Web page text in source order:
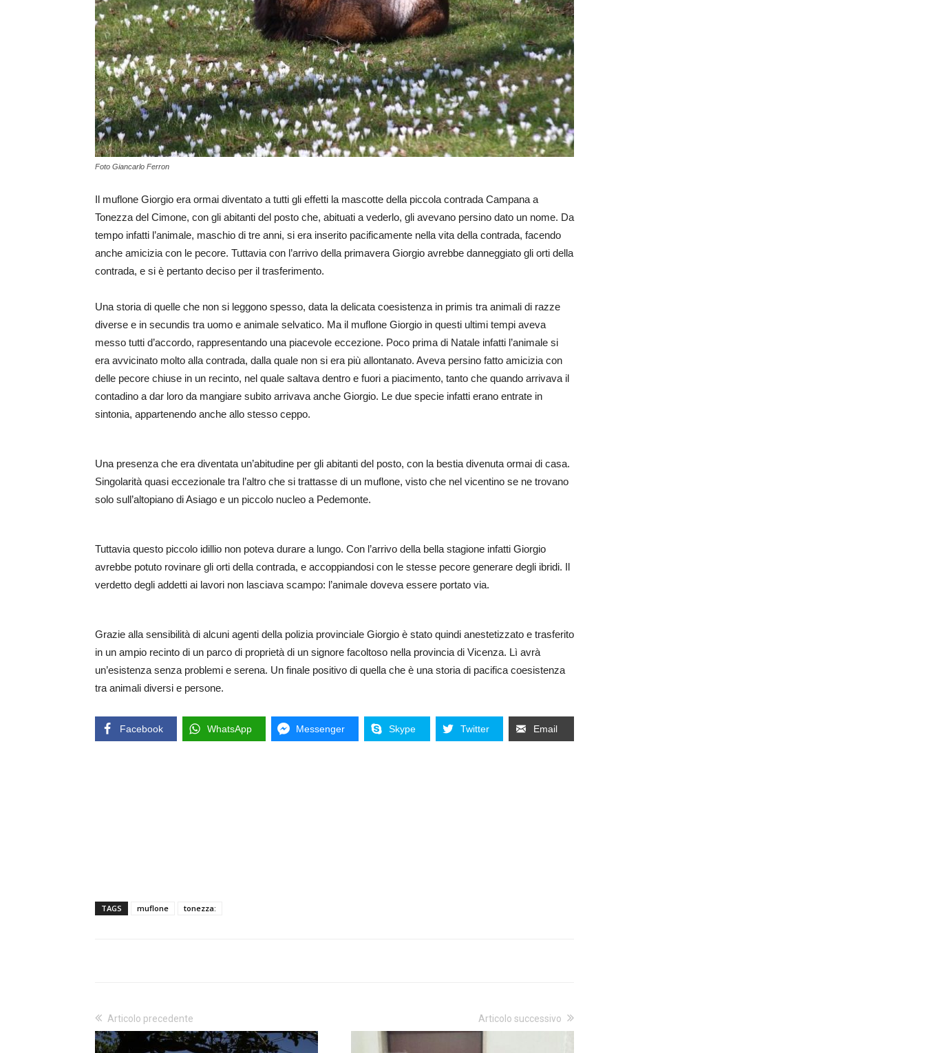
Foto Giancarlo Ferron
Il muflone Giorgio era ormai diventato a tutti gli effetti la mascotte della piccola contrada Campana a
Tonezza del Cimone, con gli abitanti del posto che, abituati a vederlo, gli avevano persino dato un nome. Da
tempo infatti l’animale, maschio di tre anni, si era inserito pacificamente nella vita della contrada, facendo
anche amicizia con le pecore. Tuttavia con l’arrivo della primavera Giorgio avrebbe danneggiato gli orti della
contrada, e si è pertanto deciso per il trasferimento.
Una storia di quelle che non si leggono spesso, data la delicata coesistenza in primis tra animali di razze
diverse e in secundis tra uomo e animale selvatico. Ma il muflone Giorgio in questi ultimi tempi aveva
messo tutti d’accordo, rappresentando una piacevole eccezione. Poco prima di Natale infatti l’animale si
era avvicinato molto alla contrada, dalla quale non si era più allontanato. Aveva persino fatto amicizia con
delle pecore chiuse in un recinto, nel quale saltava dentro e fuori a piacimento, tanto che quando arrivava il
contadino a dar loro da mangiare subito arrivava anche Giorgio. Le due specie infatti erano entrate in
sintonia, appartenendo anche allo stesso ceppo.
Una presenza che era diventata un’abitudine per gli abitanti del posto, con la bestia divenuta ormai di casa.
Singolarità quasi eccezionale tra l’altro che si trattasse di un muflone, visto che nel vicentino se ne trovano
solo sull’altopiano di Asiago e un piccolo nucleo a Pedemonte.
Tuttavia questo piccolo idillio non poteva durare a lungo. Con l’arrivo della bella stagione infatti Giorgio
avrebbe potuto rovinare gli orti della contrada, e accoppiandosi con le stesse pecore generare degli ibridi. Il
verdetto degli addetti ai lavori non lasciava scampo: l’animale doveva essere portato via.
Grazie alla sensibilità di alcuni agenti della polizia provinciale Giorgio è stato quindi anestetizzato e trasferito
in un ampio recinto di un parco di proprietà di un signore facoltoso nella provincia di Vicenza. Lì avrà
un’esistenza senza problemi e serena. Un finale positivo di quella che è una storia di pacifica coesistenza
tra animali diversi e persone.
Facebook WhatsApp Messenger Skype Twitter Email
TAGS muflone tonezza:
Articolo precedente Articolo successivo